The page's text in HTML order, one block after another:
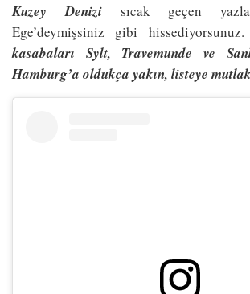
Kuzey Denizisıcak geçen
Ege’deymişsiniz gibi hissediyorsunuz.
kasabaları Sylt, Travemunde ve
Hamburg’a oldukça yakın, listeye